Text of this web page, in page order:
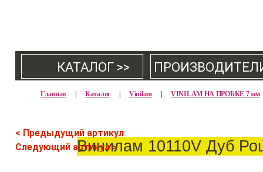
КАТАЛОГ >>
Главная Каталог Vinilam VINILAM НА ПРОБКЕ 7 мм
< Предыдущий артикул
Следующий артикул >Винилам 10110V Дуб